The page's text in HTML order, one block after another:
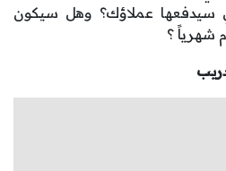
سيدفعها عملاؤك؟ وهل سيكون
شهرياً ؟